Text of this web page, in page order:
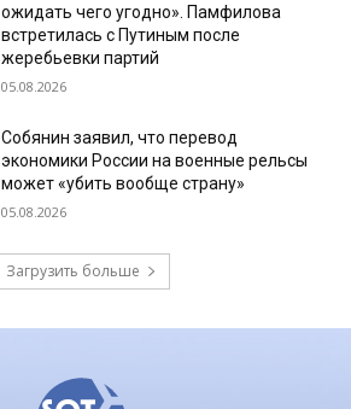
ожидать чего угодно». Памфилова
встретилась с Путиным после
жеребьевки партий
05.08.2026
Собянин заявил, что перевод
экономики России на военные рельсы
может «убить вообще страну»
05.08.2026
Загрузить больше